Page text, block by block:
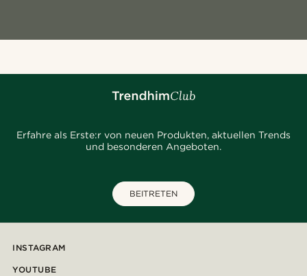
Erfahre als Erste:r von neuen Produkten, aktuellen Trends
und besonderen Angeboten.
BEITRETEN
INSTAGRAM
YOUTUBE